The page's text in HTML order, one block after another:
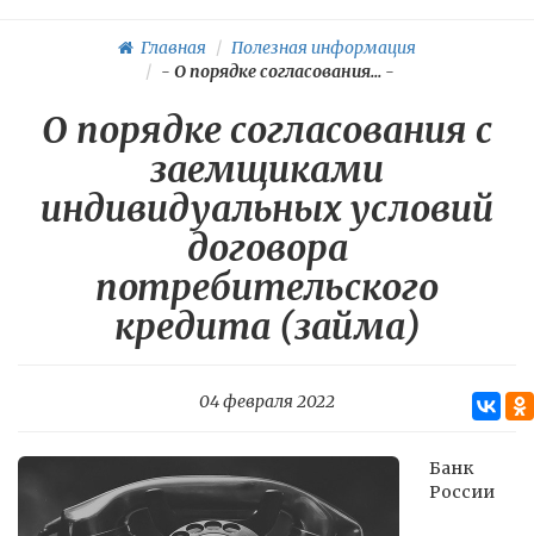
Главная
Полезная информация
- О порядке согласования... -
О порядке согласования с
заемщиками
индивидуальных условий
договора
потребительского
кредита (займа)
04 февраля 2022
Банк
России